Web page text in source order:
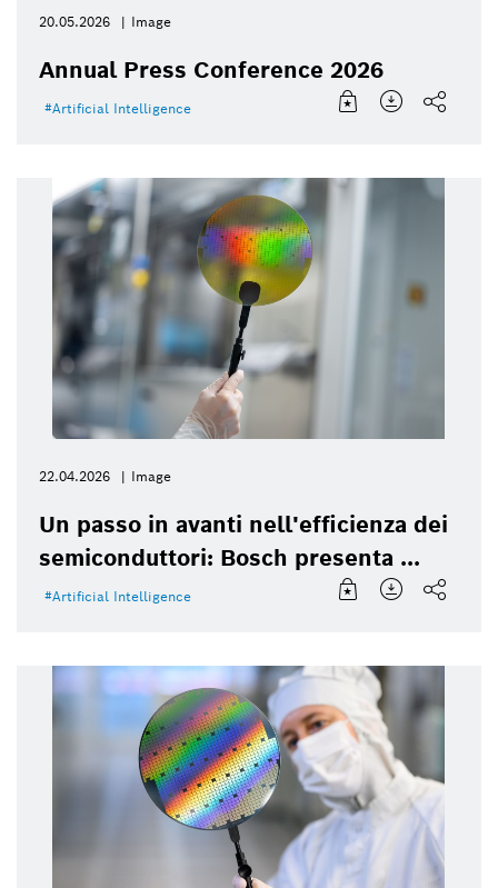
20.05.2026 Image
Annual Press Conference 2026
Artificial Intelligence
22.04.2026 Image
Un passo in avanti nell'efficienza dei
semiconduttori: Bosch presenta ...
Artificial Intelligence